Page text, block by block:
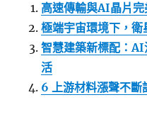
高速傳輸與AI晶片
極端宇宙環境下，衛
智慧建築新標配：
活
6 上游材料漲聲不斷